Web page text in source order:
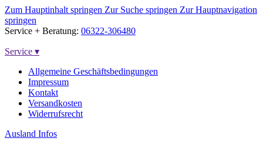
Zum Hauptinhalt springen Zur Suche springen Zur Hauptnavigation
springen
Service + Beratung: 06322-306480
Service ▾
Allgemeine Geschäftsbedingungen
Impressum
Kontakt
Versandkosten
Widerrufsrecht
Ausland Infos